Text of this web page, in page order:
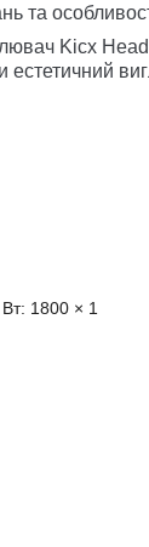
та
Kicx
естетичний
1800 × 1